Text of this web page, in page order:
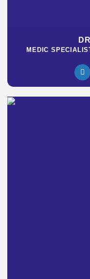
MEDIC